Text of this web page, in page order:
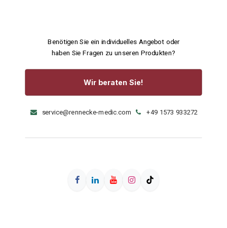
Benötigen Sie ein individuelles Angebot oder
haben Sie Fragen zu unseren Produkten?
Wir beraten Sie!
service@rennecke-medic.com +49 1573 933272